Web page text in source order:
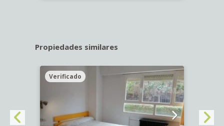
Propiedades similares
Verificado